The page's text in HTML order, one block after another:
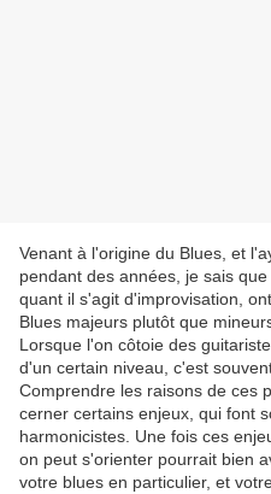
Venant à l'origine du Blues, et
pendant des années, je sais
quant il s'agit d'improvisation,
Blues majeurs plutôt que
Lorsque l'on côtoie des
d'un certain niveau, c'est
Comprendre les raisons de ces
cerner certains enjeux, qui font
harmonicistes. Une fois ces
on peut s'orienter pourrait bien
votre blues en particulier, et